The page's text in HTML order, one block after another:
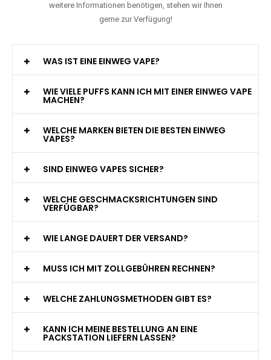
weitere Informationen benötigen, stehen wir Ihnen
gerne zur Verfügung!
WAS IST EINE EINWEG VAPE?
WIE VIELE PUFFS KANN ICH MIT EINER EINWEG VAPE
MACHEN?
WELCHE MARKEN BIETEN DIE BESTEN EINWEG
VAPES?
SIND EINWEG VAPES SICHER?
WELCHE GESCHMACKSRICHTUNGEN SIND
VERFÜGBAR?
WIE LANGE DAUERT DER VERSAND?
MUSS ICH MIT ZOLLGEBÜHREN RECHNEN?
WELCHE ZAHLUNGSMETHODEN GIBT ES?
KANN ICH MEINE BESTELLUNG AN EINE
PACKSTATION LIEFERN LASSEN?